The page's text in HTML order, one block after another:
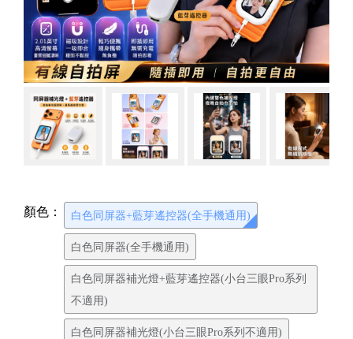
顏色： 白色同屏器+藍芽遙控器(全手機通用)
白色同屏器(全手機通用)
白色同屏器補光燈+藍芽遙控器(小台三眼Pro系列
不適用)
白色同屏器補光燈(小台三眼Pro系列不適用)